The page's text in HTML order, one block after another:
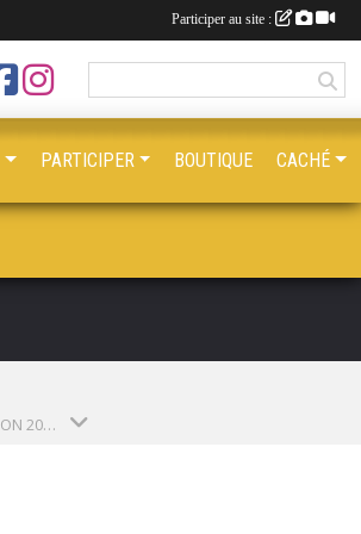
CADETS [U18] 16*17 ANS (SAISON 2025-2026)
PARTICIPER BOUTIQUE CACHÉ
Participer au site :